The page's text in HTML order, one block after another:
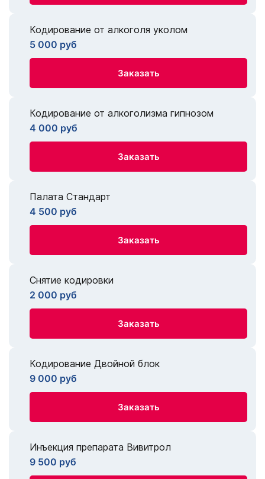
Кодирование от алкоголя уколом
5 000 руб
Заказать
Кодирование от алкоголизма гипнозом
4 000 руб
Заказать
Палата Стандарт
4 500 руб
Заказать
Снятие кодировки
2 000 руб
Заказать
Кодирование Двойной блок
9 000 руб
Заказать
Инъекция препарата Вивитрол
9 500 руб